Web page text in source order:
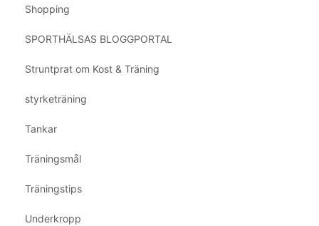
Shopping
SPORTHÄLSAS BLOGGPORTAL
Struntprat om Kost & Träning
styrketräning
Tankar
Träningsmål
Träningstips
Underkropp